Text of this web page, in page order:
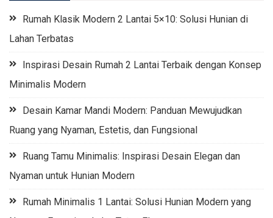
Rumah Klasik Modern 2 Lantai 5×10: Solusi Hunian di
Lahan Terbatas
Inspirasi Desain Rumah 2 Lantai Terbaik dengan Konsep
Minimalis Modern
Desain Kamar Mandi Modern: Panduan Mewujudkan
Ruang yang Nyaman, Estetis, dan Fungsional
Ruang Tamu Minimalis: Inspirasi Desain Elegan dan
Nyaman untuk Hunian Modern
Rumah Minimalis 1 Lantai: Solusi Hunian Modern yang